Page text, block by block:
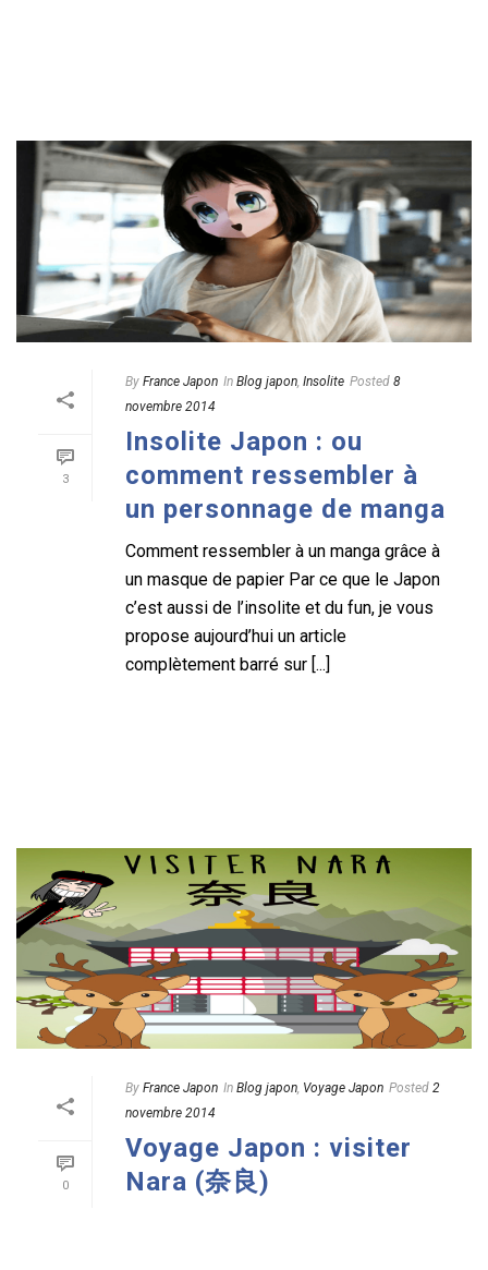
3
By France Japon In Blog japon, Insolite Posted 8
novembre 2014
Insolite Japon : ou
comment ressembler à
un personnage de manga
Comment ressembler à un manga grâce à
un masque de papier Par ce que le Japon
c’est aussi de l’insolite et du fun, je vous
propose aujourd’hui un article
complètement barré sur [...]
0
By France Japon In Blog japon, Voyage Japon Posted 2
novembre 2014
Voyage Japon : visiter
Nara (奈良)